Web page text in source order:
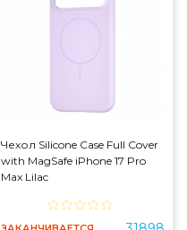
Чехол Silicone Case Full Cover
with MagSafe iPhone 17 Pro
Max Lilac